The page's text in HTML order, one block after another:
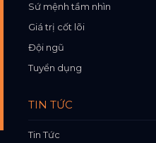
Sứ mệnh tầm nhìn
Giá trị cốt lõi
Đội ngũ
Tuyển dụng
TIN TỨC
Tin Tức